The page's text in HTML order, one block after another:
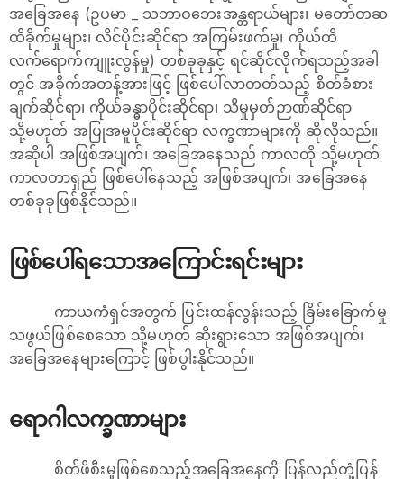
အခြေအနေ (ဥပမာ _ သဘာဝဘေးအန္တရာယ်များ၊ မတော်တဆ
ထိခိုက်မှုများ၊ လိင်ပိုင်းဆိုင်ရာ အကြမ်းဖက်မှု၊ ကိုယ်ထိ
လက်ရောက်ကျူးလွန်မှု) တစ်ခုခုနှင့် ရင်ဆိုင်လိုက်ရသည့်အခါ
တွင် အခိုက်အတန့်အားဖြင့် ဖြစ်ပေါ်လာတတ်သည့် စိတ်ခံစား
ချက်ဆိုင်ရာ၊ ကိုယ်ခန္ဓာပိုင်းဆိုင်ရာ၊ သိမှုမှတ်ဉာဏ်ဆိုင်ရာ
သို့မဟုတ် အပြုအမူပိုင်းဆိုင်ရာ လက္ခဏာများကို ဆိုလိုသည်။
အဆိုပါ အဖြစ်အပျက်၊ အခြေအနေသည် ကာလတို သို့မဟုတ်
ကာလတာရှည် ဖြစ်ပေါ်နေသည့် အဖြစ်အပျက်၊ အခြေအနေ
တစ်ခုခုဖြစ်နိုင်သည်။
ဖြစ်ပေါ်ရသောအကြောင်းရင်းများ
ကာယကံရှင်အတွက် ပြင်းထန်လွန်းသည့် ခြိမ်းခြောက်မှု
သဖွယ်ဖြစ်စေသော သို့မဟုတ် ဆိုးရွားသော အဖြစ်အပျက်၊
အခြေအနေများကြောင့် ဖြစ်ပွါးနိုင်သည်။
ရောဂါလက္ခဏာများ
စိတ်ဖိစီးမှုဖြစ်စေသည့်အခြေအနေကို ပြန်လည်တုံ့ပြန်